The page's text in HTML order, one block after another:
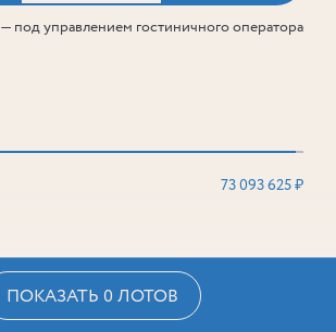
— под управлением гостиничного оператора
73 093 625 ₽
ПОКАЗАТЬ 0 ЛОТОВ